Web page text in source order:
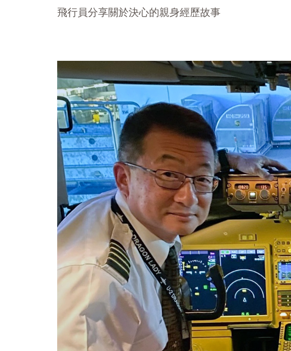
飛行員分享關於決心的親身經歷故事